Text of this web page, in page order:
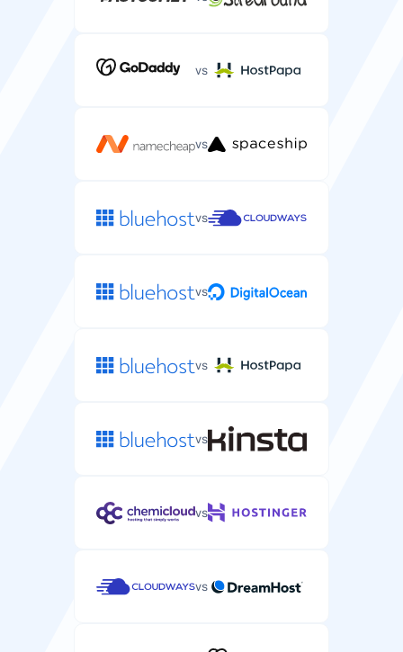
vs
vs
vs
vs
vs
vs
vs
vs